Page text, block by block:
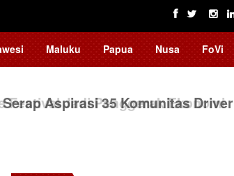
Maluku Papua Nusa FoVi
Aspirasi 35 Komunitas Driver